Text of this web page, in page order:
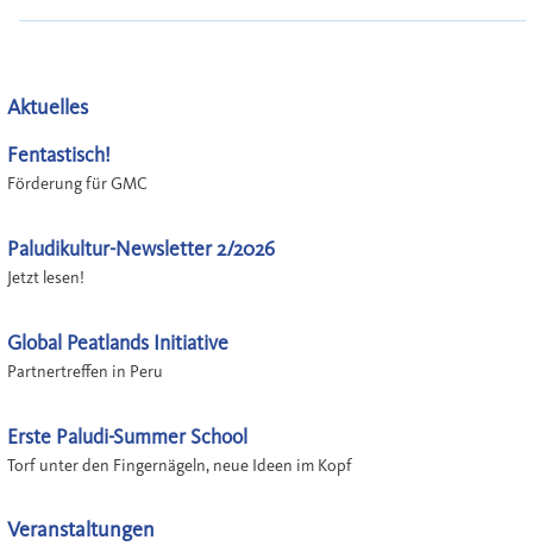
Aktuelles
Fentastisch!
Förderung für GMC
Paludikultur-Newsletter 2/2026
Jetzt lesen!
Global Peatlands Initiative
Partnertreffen in Peru
Erste Paludi-Summer School
Torf unter den Fingernägeln, neue Ideen im Kopf
Veranstaltungen